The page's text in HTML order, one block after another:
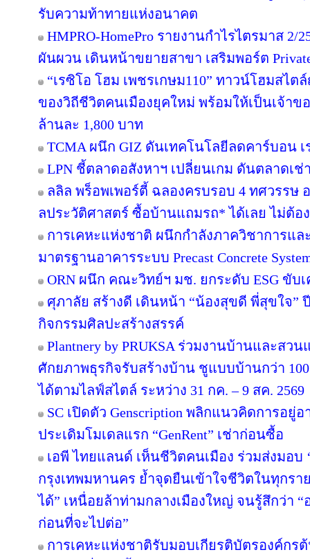
รับความท้าทายแห่งอนาคต
HMPRO-HomePro รายงานกำไรไตรมาส 2/
ผันผวน เดินหน้าขยายสาขา เสริมพอร์ต
“เรซิโอ โฮม เพชรเกษม110” ทาวน์โฮมสไ
ของวิถีชีวิตคนเมืองยุคใหม่ พร้อมให้เป็นเจ้าข
ล้านละ 1,800 บาท
TCMA ผนึก GIZ ดันเทคโนโลยีลดคาร์บอน เ
LPN ชี้ตลาดอสังหาฯ เปลี่ยนเกม ดันตลาดเ
ลลิล พร็อพเพอร์ตี้ ฉลองครบรอบ 4 ทศวรรษ
ลประวัติศาสตร์ ซื้อบ้านแถมรถ* ได้เลย ไม่ต้อ
การเคหะแห่งชาติ ผนึกกำลังภาควิชาการแ
มาตรฐานอาคารระบบ Precast Concrete
ORN ผนึก คณะวิทย์ฯ มช. ยกระดับ ESG ขับ
ศุภาลัย สร้างดี เดินหน้า “น้องสุขดี พี่สุขใจ”
กิจกรรมศิลปะสร้างสรรค์
Plantnery by PRUKSA ร่วมงานบ้านและสวน
ศักยภาพธุรกิจรับสร้างบ้าน ชูแบบบ้านกว่า
ได้ตามไลฟ์สไตล์ ระหว่าง 31 กค. – 9 สค. 2569
SC เปิดตัว Genscription พลิกแนวคิดการอ
ประเดิมโมเดลแรก “GenRent” เช่าก่อนซื้อ
เอพี ไทยแลนด์ เห็นชีวิตคนเมือง ร่วมส่งมอบ
กรุงเทพมหานคร ย้ำจุดยืนเข้าใจชีวิตในทุกรา
ได้” เหนื่อยล้าท่ามกลางเมืองใหญ่ จนรู้สึกว่า
ก่อนที่จะไปต่อ”
การเคหะแห่งชาติรับมอบเกียรติบัตรองค์กร